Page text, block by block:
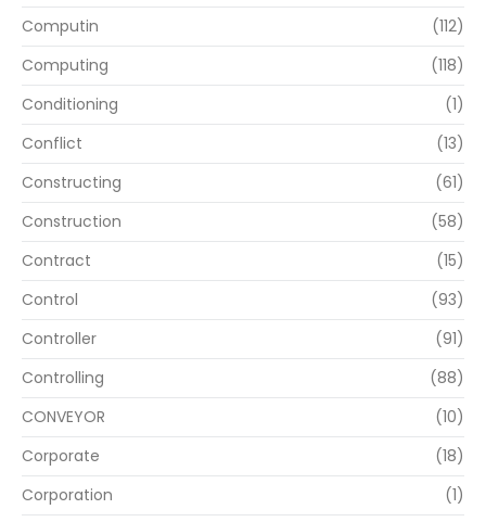
Computin
(112)
Computing
(118)
Conditioning
(1)
Conflict
(13)
Constructing
(61)
Construction
(58)
Contract
(15)
Control
(93)
Controller
(91)
Controlling
(88)
CONVEYOR
(10)
Corporate
(18)
Corporation
(1)